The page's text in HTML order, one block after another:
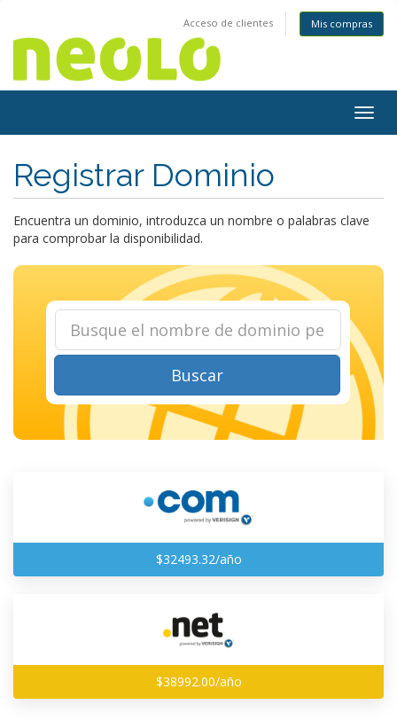
Acceso de clientes Mis compras
Registrar Dominio
Encuentra un dominio, introduzca un nombre o palabras clave
para comprobar la disponibilidad.
Buscar
$32493.32/año
$38992.00/año